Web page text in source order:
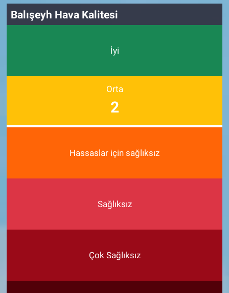
Balışeyh Hava Kalitesi
İyi
Orta
2
Hassaslar için sağlıksız
Sağlıksız
Çok Sağlıksız